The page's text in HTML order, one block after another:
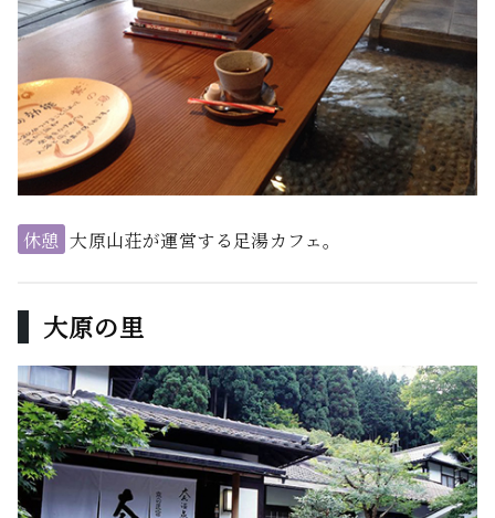
休憩 大原山荘が運営する足湯カフェ。
大原の里